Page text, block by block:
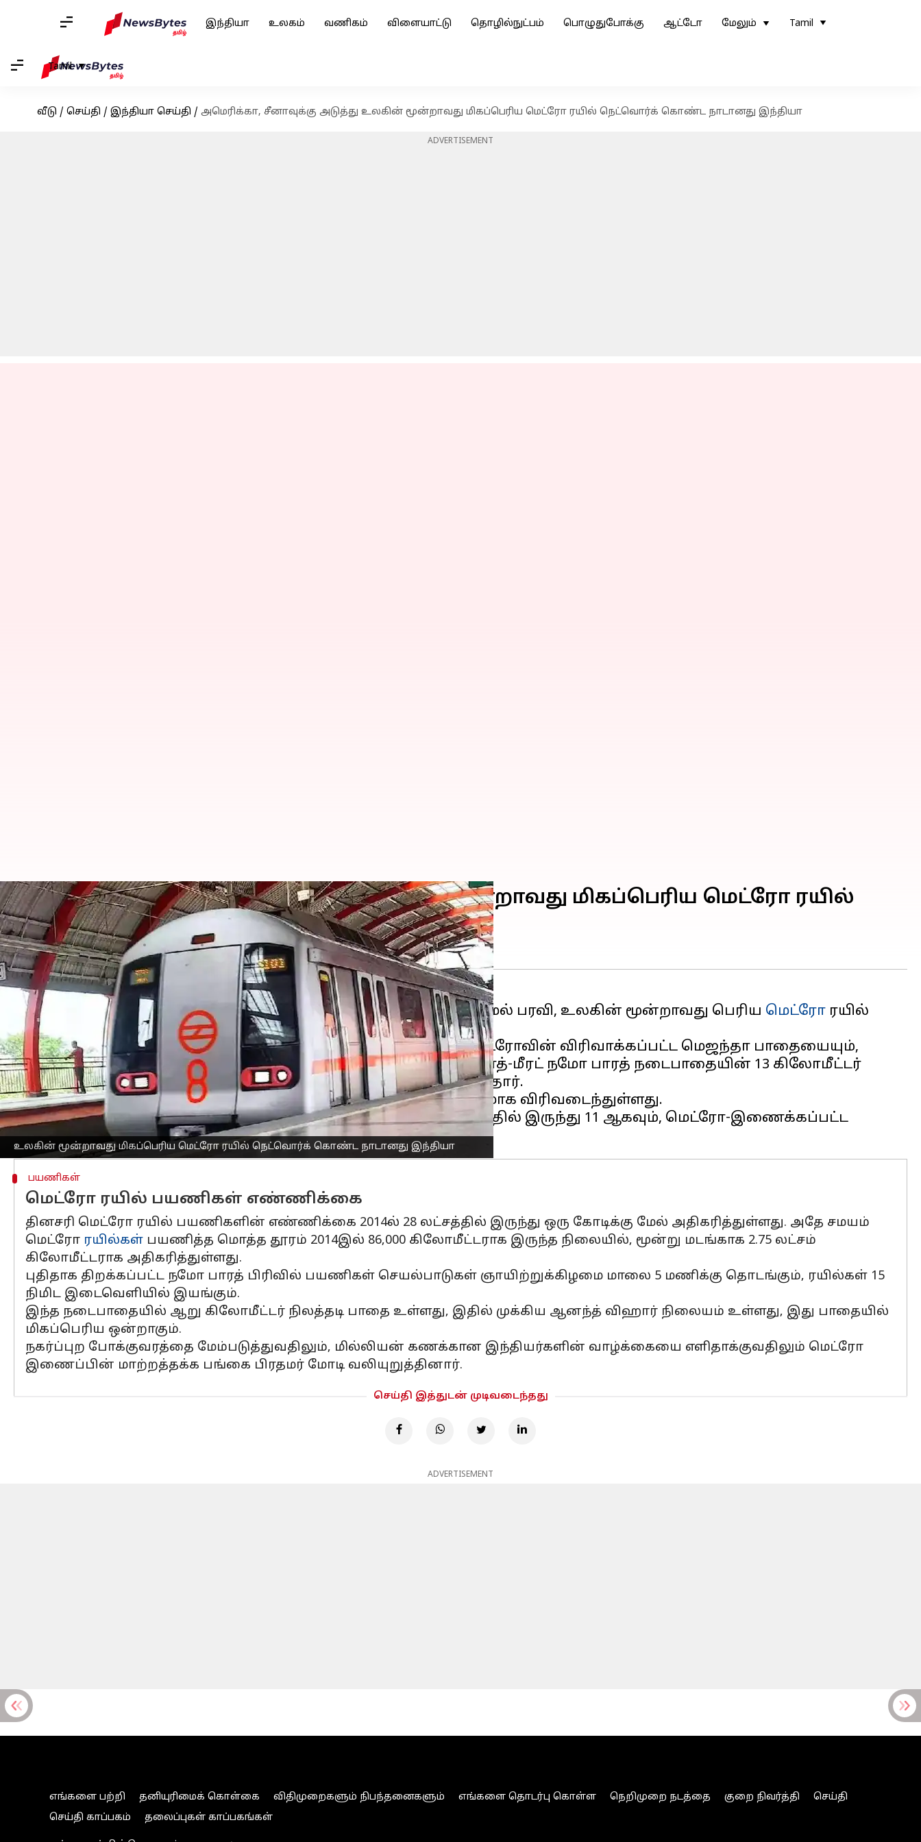
இந்தியா உலகம் வணிகம் விளையாட்டு தொழில்நுட்பம் பொழுதுபோக்கு ஆட்டோ மேலும் Tamil
Tamil
வீடு / செய்தி / இந்தியா செய்தி / அமெரிக்கா, சீனாவுக்கு அடுத்து உலகின் மூன்றாவது மிகப்பெரிய மெட்ரோ ரயில் நெட்வொர்க் கொண்ட நாடானது இந்தியா
ADVERTISEMENT
உலகின் மூன்றாவது மிகப்பெரிய மெட்ரோ ரயில் நெட்வொர்க் கொண்ட நாடானது இந்தியா
அமெரிக்கா, சீனாவுக்கு அடுத்து உலகின் மூன்றாவது மிகப்பெரிய மெட்ரோ ரயில்
நெட்வொர்க் கொண்ட நாடானது இந்தியா
எழுதியவர் Sekar Chinnappan Jan 05, 2025 12:23 pm
செய்தி முன்னோட்டம்
சீனா மற்றும் அமெரிக்காவைத் தொடர்ந்து 1,000 கிலோமீட்டருக்கு மேல் பரவி, உலகின் மூன்றாவது பெரிய மெட்ரோ ரயில்
நெட்வொர்க் என்ற பெருமையை
இந்தியா
இப்போது பெற்றுள்ளது.
பிரதமர் நரேந்திர மோடி ஞாயிற்றுக்கிழமை (ஜனவரி 5) டெல்லி மெட்ரோவின் விரிவாக்கப்பட்ட மெஜந்தா பாதையையும்,
சாஹிபாபாத் மற்றும் நியூ அசோக் நகர் இடையே டெல்லி-காசியாபாத்-மீரட் நமோ பாரத் நடைபாதையின் 13 கிலோமீட்டர்
தூரத்தையும் திறந்து வைப்பதன் மூலம் இந்த மைல்கல்லைக் குறித்தார்.
கடந்த பத்தாண்டுகளில், இந்தியாவின் மெட்ரோ இணைப்பு கணிசமாக விரிவடைந்துள்ளது.
மெட்ரோ சேவைகளைக் கொண்ட மாநிலங்களின் எண்ணிக்கை ஐந்தில் இருந்து 11 ஆகவும், மெட்ரோ-இணைக்கப்பட்ட
பயணிகள்
மெட்ரோ ரயில் பயணிகள் எண்ணிக்கை
தினசரி மெட்ரோ ரயில் பயணிகளின் எண்ணிக்கை 2014ல் 28 லட்சத்தில் இருந்து ஒரு கோடிக்கு மேல் அதிகரித்துள்ளது. அதே சமயம்
மெட்ரோ ரயில்கள் பயணித்த மொத்த தூரம் 2014இல் 86,000 கிலோமீட்டராக இருந்த நிலையில், மூன்று மடங்காக 2.75 லட்சம்
கிலோமீட்டராக அதிகரித்துள்ளது.
புதிதாக திறக்கப்பட்ட நமோ பாரத் பிரிவில் பயணிகள் செயல்பாடுகள் ஞாயிற்றுக்கிழமை மாலை 5 மணிக்கு தொடங்கும், ரயில்கள் 15
நிமிட இடைவெளியில் இயங்கும்.
இந்த நடைபாதையில் ஆறு கிலோமீட்டர் நிலத்தடி பாதை உள்ளது, இதில் முக்கிய ஆனந்த் விஹார் நிலையம் உள்ளது, இது பாதையில்
மிகப்பெரிய ஒன்றாகும்.
நகர்ப்புற போக்குவரத்தை மேம்படுத்துவதிலும், மில்லியன் கணக்கான இந்தியர்களின் வாழ்க்கையை எளிதாக்குவதிலும் மெட்ரோ
இணைப்பின் மாற்றத்தக்க பங்கை பிரதமர் மோடி வலியுறுத்தினார்.
செய்தி இத்துடன் முடிவடைந்தது
ADVERTISEMENT
எங்களை பற்றி தனியுரிமைக் கொள்கை விதிமுறைகளும் நிபந்தனைகளும் எங்களை தொடர்பு கொள்ள நெறிமுறை நடத்தை குறை நிவர்த்தி
செய்தி
செய்தி காப்பகம்
தலைப்புகள் காப்பகங்கள்